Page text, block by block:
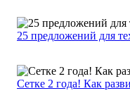
25 предложений для
Сетке 2 года! Как